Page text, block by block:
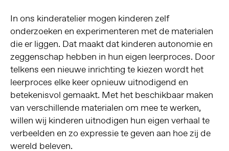
In ons kinderatelier mogen kinderen zelf
onderzoeken en experimenteren met de materialen
die er liggen. Dat maakt dat kinderen autonomie en
zeggenschap hebben in hun eigen leerproces. Door
telkens een nieuwe inrichting te kiezen wordt het
leerproces elke keer opnieuw uitnodigend en
betekenisvol gemaakt. Met het beschikbaar maken
van verschillende materialen om mee te werken,
willen wij kinderen uitnodigen hun eigen verhaal te
verbeelden en zo expressie te geven aan hoe zij de
wereld beleven.